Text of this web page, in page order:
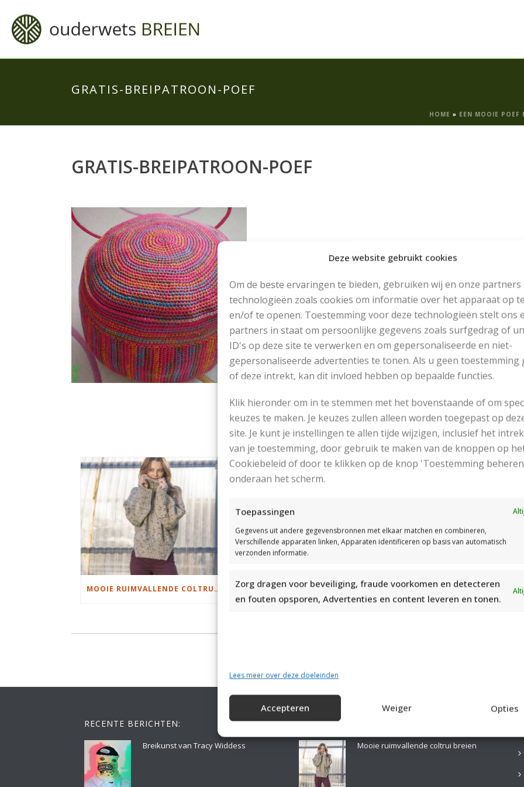
Deze website gebruikt cookies
Om de beste ervaringen te bieden, gebruiken wij en onze partners
technologieën zoals cookies om informatie over het apparaat op
en/of te openen. Toestemming voor deze technologieën stelt ons
partners in staat om persoonlijke gegevens zoals surfgedrag of
ID's op deze site te verwerken en om gepersonaliseerde en niet-
gepersonaliseerde advertenties te tonen. Als u geen toestemming
of deze intrekt, kan dit invloed hebben op bepaalde functies.
Klik hieronder om in te stemmen met het bovenstaande of om
keuzes te maken. Je keuzes zullen alleen worden toegepast op
site. Je kunt je instellingen te allen tijde wijzigen, inclusief het
van je toestemming, door gebruik te maken van de knoppen op
Cookiebeleid of door te klikken op de knop 'Toestemming
onderaan het scherm.
Toepassingen
Gegevens uit andere gegevensbronnen met elkaar matchen en combineren,
Verschillende apparaten linken, Apparaten identificeren op basis van automatisch
verzonden informatie.
Zorg dragen voor beveiliging, fraude voorkomen en detecteren
en fouten opsporen, Advertenties en content leveren en tonen.
Lees meer over deze doeleinden
Accepteren Weiger Opties
GRATIS-BREIPATROON-POEF
HOME » EEN MOOIE POEF
GRATIS-BREIPATROON-POEF
RECENT POSTS
MOOIE RUIMVALLENDE COLTRUI BREIEN MOOIE DIKGESTREEPTE SOKKEN BREIEN VAN DURABLE GAREN
RECENTE BERICHTEN:
Breikunst van Tracy Widdess
LAATSTE PATRONEN:
Mooie ruimvallende coltrui breien